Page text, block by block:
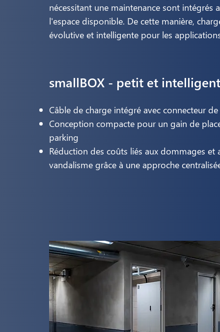
nécessitant une maintenance sont intégrés
l'espace disponible. De cette manière,
évolutive et intelligente pour les
smallBOX - petit et intelligent
Câble de charge intégré avec connecteur
Conception compacte pour un gain de
parking
Réduction des coûts liés aux dommages et
vandalisme grâce à une approche